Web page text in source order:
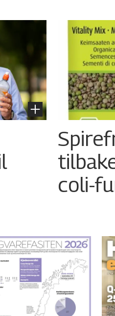
coli-